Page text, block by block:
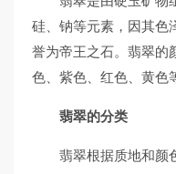
硅、钠等元素，因其色
誉为帝王之石。翡翠的
色、紫色、红色、黄色
翡翠的分类
翡翠根据质地和颜